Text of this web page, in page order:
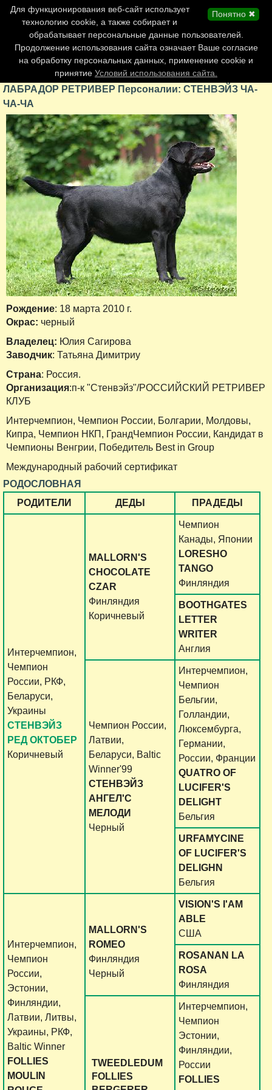
Главная страница
Обновления сайта
Контакты
Персоналии
Форум
ЛАБРАДОР РЕТРИВЕР Персоналии: СТЕНВЭЙЗ ЧА-
ЧА-ЧА
Рождение: 18 марта 2010 г.
Окрас: черный
Владелец: Юлия Сагирова
Заводчик: Татьяна Димитриу
Страна: Россия.
Организация:п-к "Стенвэйз"/РОССИЙСКИЙ РЕТРИВЕР
КЛУБ
Интерчемпион, Чемпион России, Болгарии, Молдовы,
Кипра, Чемпион НКП, ГрандЧемпион России, Кандидат в
Чемпионы Венгрии, Победитель Best in Group
Международный рабочий сертификат
РОДОСЛОВНАЯ
РОДИТЕЛИ
ДЕДЫ ПРАДЕДЫ
Интерчемпион,
Чемпион
России, РКФ,
Беларуси,
Украины
СТЕНВЭЙЗ
РЕД ОКТОБЕР
Коричневый
MALLORN'S
CHOCOLATE
CZAR
Финляндия
Коричневый
Чемпион
Канады, Японии
LORESHO
TANGO
Финляндия
BOOTHGATES
LETTER
WRITER
Англия
Чемпион России,
Латвии,
Беларуси, Baltic
Winner'99
СТЕНВЭЙЗ
АНГЕЛ'С
МЕЛОДИ
Черный
Интерчемпион,
Чемпион
Бельгии,
Голландии,
Люксембурга,
Германии,
России, Франции
QUATRO OF
LUCIFER'S
DELIGHT
Бельгия
URFAMYCINE
OF LUCIFER'S
DELIGHN
Бельгия
Интерчемпион,
Чемпион
России,
Эстонии,
Финляндии,
Латвии, Литвы,
Украины, РКФ,
Baltic Winner
FOLLIES
MOULIN
MALLORN'S
ROMEO
Финляндия
Черный
VISION'S I'AM
ABLE
США
ROSANAN LA
ROSA
Финляндия
TWEEDLEDUM
FOLLIES
Интерчемпион,
Чемпион
Эстонии,
Финляндии,
России
FOLLIES
Понятно ✖
Для функционирования веб-сайт использует
технологию cookie, а также собирает и
обрабатывает персональные данные пользователей.
Продолжение использования сайта означает Ваше согласие
на обработку персональных данных, применение cookie и
принятие Условий использования сайта.